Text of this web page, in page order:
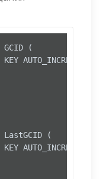
GCID (
AUTO_INCREMENT,
LastGCID (
AUTO_INCREMENT,